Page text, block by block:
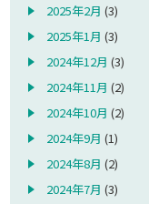
2025年2月 (3)
2025年1月 (3)
2024年12月 (3)
2024年11月 (2)
2024年10月 (2)
2024年9月 (1)
2024年8月 (2)
2024年7月 (3)